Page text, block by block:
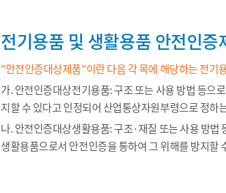
전기용품 및 생활용품 안전인증
"안전인증대상제품"이란 다음 각 목에 해당하는 전기
가. 안전인증대상전기용품: 구조 또는 사용 방법 등으
지할 수 있다고 인정되어 산업통상자원부령으로 정하
나. 안전인증대상생활용품: 구조·재질 또는 사용 방
생활용품으로서 안전인증을 통하여 그 위해를 방지